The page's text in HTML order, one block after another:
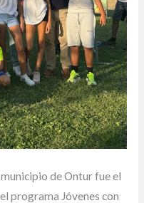
de Ontur fue el
programa Jóvenes con